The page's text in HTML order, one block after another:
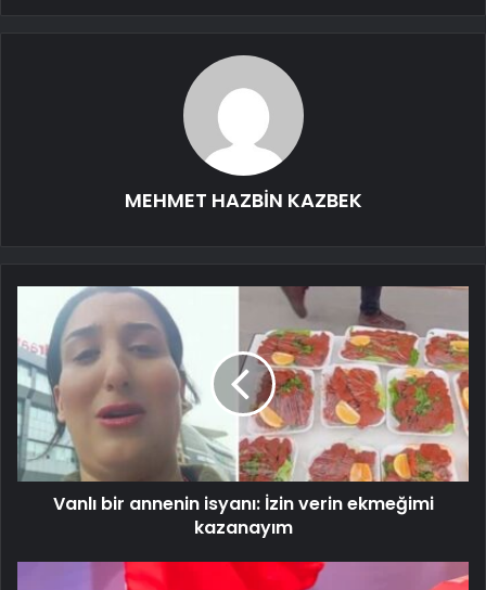
MEHMET HAZBİN KAZBEK
Vanlı bir annenin isyanı: İzin verin ekmeğimi
kazanayım